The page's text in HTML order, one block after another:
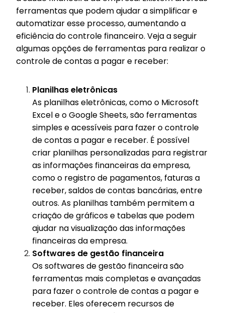
ferramentas que podem ajudar a simplificar e
automatizar esse processo, aumentando a
eficiência do controle financeiro. Veja a seguir
algumas opções de ferramentas para realizar o
controle de contas a pagar e receber:
Planilhas eletrônicas
As planilhas eletrônicas, como o Microsoft
Excel e o Google Sheets, são ferramentas
simples e acessíveis para fazer o controle
de contas a pagar e receber. É possível
criar planilhas personalizadas para registrar
as informações financeiras da empresa,
como o registro de pagamentos, faturas a
receber, saldos de contas bancárias, entre
outros. As planilhas também permitem a
criação de gráficos e tabelas que podem
ajudar na visualização das informações
financeiras da empresa.
Softwares de gestão financeira
Os softwares de gestão financeira são
ferramentas mais completas e avançadas
para fazer o controle de contas a pagar e
receber. Eles oferecem recursos de